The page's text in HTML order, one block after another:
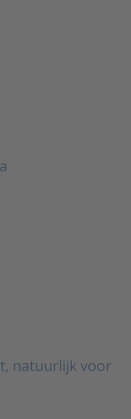
natuurlijk voor